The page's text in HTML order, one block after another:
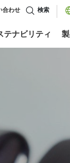
テナビリティ
合わせ 検索